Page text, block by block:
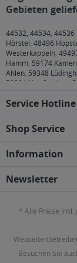
Gebieten
44532, 44534, 44536
Hörstel, 48496
Westerkappeln,
Hamm, 59174 Kamen
Ahlen, 59348
59394 Nordkirchen
Service Hotline
Shop Service
Information
Newsletter
* Alle Preise
Besuchen Sie